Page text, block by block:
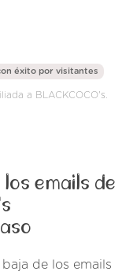
éxito por visitantes
a BLACKCOCO's.
emails de
de los emails